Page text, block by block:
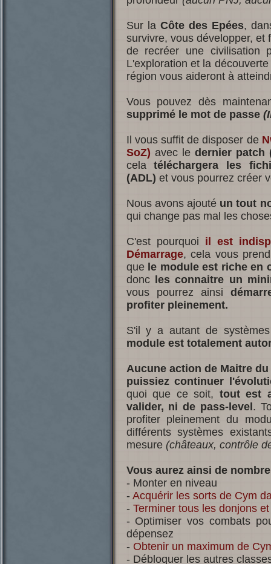
Sur la Côte des Epées,
survivre, vous développer, et
de recréer une civilisation
L'exploration et la
région vous aideront à
Vous pouvez dès
supprimé le mot de passe
Il vous suffit de disposer de
SoZ) avec le dernier patch
celatéléchargera les
(ADL) et vous pourrez créer
Nous avons ajouté un tout
qui change pas mal les
C'est pourquoi il est
Démarrage, cela vous
que le module est riche en
donc
les connaitre un
vous pourrez ainsi
profiter pleinement.
S'il y a autant de
module est totalement
Aucune action de Maitre
puissiez continuer
quoi que ce soit, tout est
valider, ni de pass-level .
profiter pleinement du
différents systèmes
mesure (châteaux, contrôle
Vous aurez ainsi de
- Monter en niveau
- Acquérir les sorts de Cym
- Terminer tous les donjons
- Optimiser vos combats
dépensez
- Obtenir un maximum de
- Débloquer les autres